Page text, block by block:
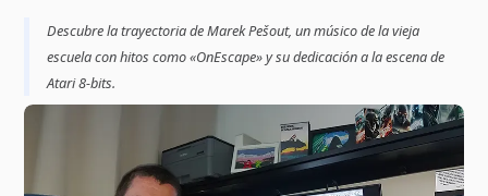
Descubre la trayectoria de Marek Pešout, un músico de la vieja
escuela con hitos como «OnEscape» y su dedicación a la escena de
Atari 8-bits.